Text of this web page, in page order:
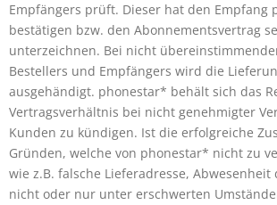
Empfängers prüft. Dieser hat den Empfang
bestätigen bzw. den Abonnementsvertrag
unterzeichnen. Bei nicht
Bestellers und Empfängers wird die
ausgehändigt. phonestar* behält sich das
Vertragsverhältnis bei nicht genehmigter
Kunden zu kündigen. Ist die erfolgreiche
Gründen, welche von phonestar* nicht zu
wie z.B. falsche Lieferadresse, Abwesenheit
nicht oder nur unter erschwerten